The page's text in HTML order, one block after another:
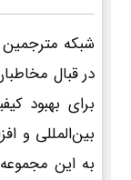
شبکه
در قبال
برای بهبود
بین‌المللی و
به این